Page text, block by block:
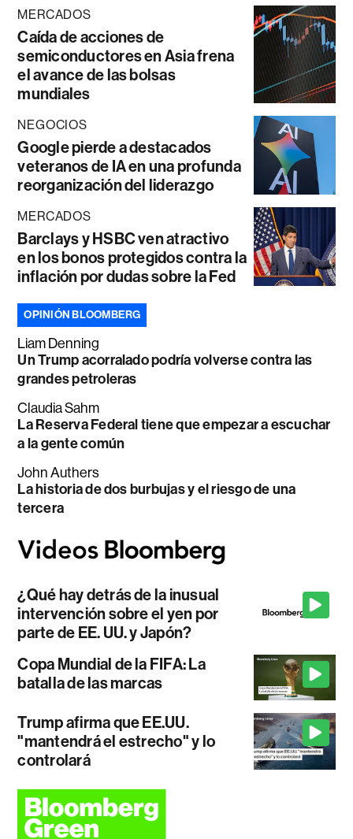
MERCADOS
Caída de acciones de
semiconductores en Asia frena
el avance de las bolsas
mundiales
NEGOCIOS
Google pierde a destacados
veteranos de IA en una profunda
reorganización del liderazgo
MERCADOS
Barclays y HSBC ven atractivo
en los bonos protegidos contra la
inflación por dudas sobre la Fed
OPINIÓN BLOOMBERG
Liam Denning
Un Trump acorralado podría volverse contra las
grandes petroleras
Claudia Sahm
La Reserva Federal tiene que empezar a escuchar
a la gente común
John Authers
La historia de dos burbujas y el riesgo de una
tercera
¿Qué hay detrás de la inusual
intervención sobre el yen por
parte de EE. UU. y Japón?
Copa Mundial de la FIFA: La
batalla de las marcas
Trump afirma que EE.UU.
"mantendrá el estrecho" y lo
controlará